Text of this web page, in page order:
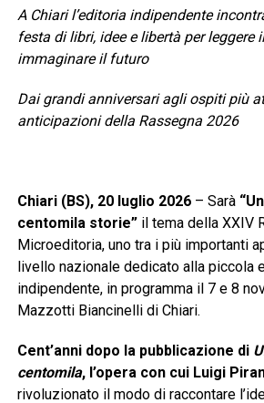
A Chiari l’editoria indipendente
festa di libri, idee e libertà per leggere
immaginare il futuro
Dai grandi anniversari agli ospiti più
anticipazioni della Rassegna 2026
Chiari (BS), 20 luglio 2026– Sarà
centomila storie”il tema della XXIV
Microeditoria, uno tra i più importanti
livello nazionale dedicato alla piccola
indipendente, in programma il 7 e 8
Mazzotti Biancinelli di Chiari.
Cent’anni dopo la pubblicazione di
centomila, l’opera con cui Luigi
rivoluzionato il modo di raccontare